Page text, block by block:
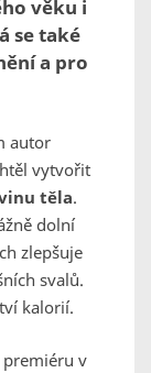
věku i
se také
a pro
autor
vytvořit
těla.
dolní
zlepšuje
svalů.
kalorií.
premiéru v